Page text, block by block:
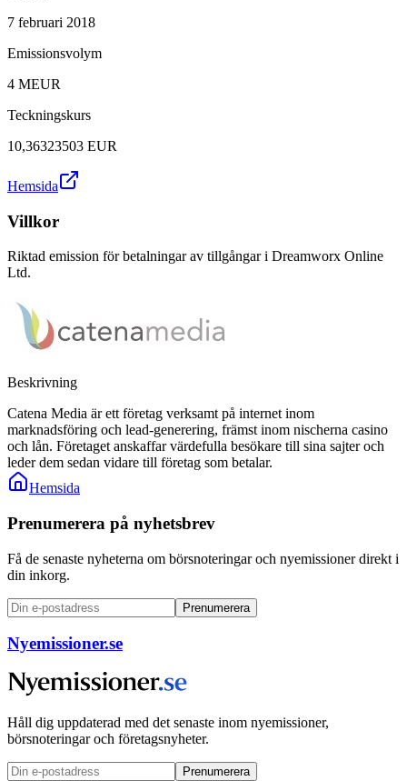
7 februari 2018
Emissionsvolym
4 MEUR
Teckningskurs
10,36323503 EUR
Hemsida
Villkor
Riktad emission för betalningar av tillgångar i Dreamworx Online
Ltd.
Beskrivning
Catena Media är ett företag verksamt på internet inom
marknadsföring och lead-generering, främst inom nischerna casino
och lån. Företaget anskaffar värdefulla besökare till sina sajter och
leder dem sedan vidare till företag som betalar.
Hemsida
Prenumerera på nyhetsbrev
Få de senaste nyheterna om börsnoteringar och nyemissioner direkt i
din inkorg.
Prenumerera
Nyemissioner.se
Håll dig uppdaterad med det senaste inom nyemissioner,
börsnoteringar och företagsnyheter.
Prenumerera